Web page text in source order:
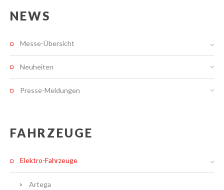
NEWS
Messe-Übersicht
Neuheiten
Presse-Meldungen
FAHRZEUGE
Elektro-Fahrzeuge
Artega